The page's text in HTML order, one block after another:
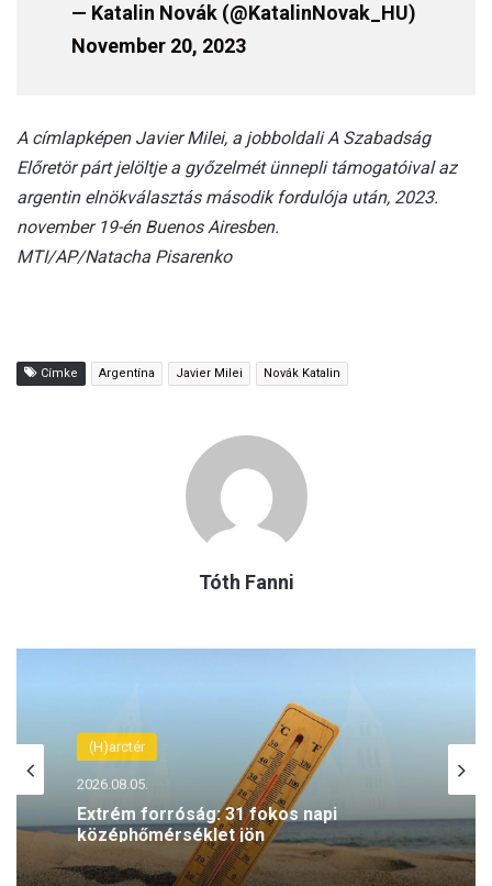
— Katalin Novák (@KatalinNovak_HU)
November 20, 2023
A címlapképen Javier Milei, a jobboldali A Szabadság
Előretör párt jelöltje a győzelmét ünnepli támogatóival az
argentin elnökválasztás második fordulója után, 2023.
november 19-én Buenos Airesben.
MTI/AP/Natacha Pisarenko
Címke Argentína Javier Milei Novák Katalin
Tóth Fanni
(H)arctér
Elkötelezettek a teremtésvédelem iránt
– spórolnak az energiával a Pécsi
Egyházmegyében